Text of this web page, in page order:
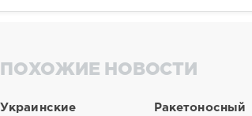
ПОХОЖИЕ НОВОСТИ
Украинские
Ракетоносный